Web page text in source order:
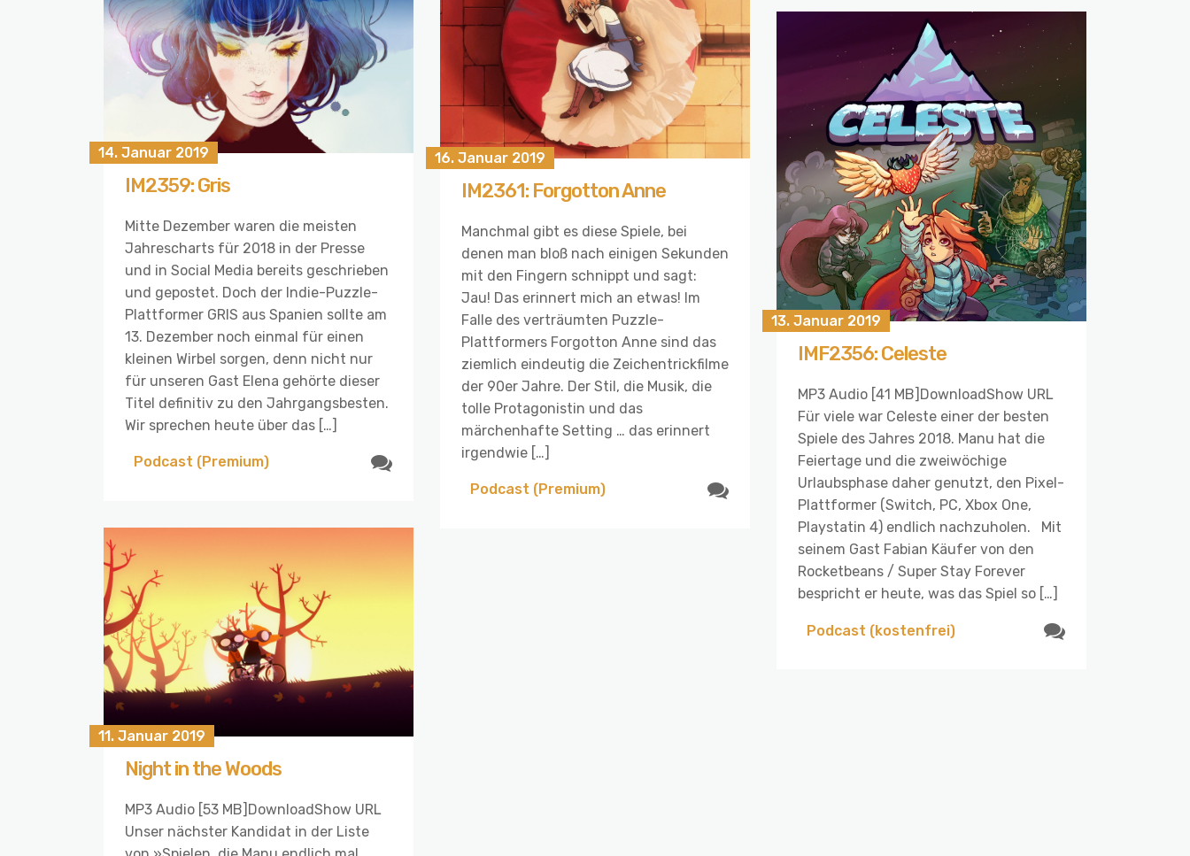
16. Januar 2019
IM2361: Forgotton Anne
Manchmal gibt es diese Spiele, bei
denen man bloß nach einigen Sekunden
mit den Fingern schnippt und sagt:
Jau! Das erinnert mich an etwas! Im
Falle des verträumten Puzzle-
Plattformers Forgotton Anne sind das
ziemlich eindeutig die Zeichentrickfilme
der 90er Jahre. Der Stil, die Musik, die
tolle Protagonistin und das
märchenhafte Setting … das erinnert
irgendwie […]
Podcast (Premium)
14. Januar 2019
IM2359: Gris
Mitte Dezember waren die meisten
Jahrescharts für 2018 in der Presse
und in Social Media bereits geschrieben
und gepostet. Doch der Indie-Puzzle-
Plattformer GRIS aus Spanien sollte am
13. Dezember noch einmal für einen
kleinen Wirbel sorgen, denn nicht nur
für unseren Gast Elena gehörte dieser
Titel definitiv zu den Jahrgangsbesten.
Wir sprechen heute über das […]
Podcast (Premium)
13. Januar 2019
IMF2356: Celeste
MP3 Audio [41 MB]DownloadShow URL
Für viele war Celeste einer der besten
Spiele des Jahres 2018. Manu hat die
Feiertage und die zweiwöchige
Urlaubsphase daher genutzt, den Pixel-
Plattformer (Switch, PC, Xbox One,
Playstatin 4) endlich nachzuholen. Mit
seinem Gast Fabian Käufer von den
Rocketbeans / Super Stay Forever
bespricht er heute, was das Spiel so […]
Podcast (kostenfrei)
11. Januar 2019
Night in the Woods
MP3 Audio [53 MB]DownloadShow URL
Unser nächster Kandidat in der Liste